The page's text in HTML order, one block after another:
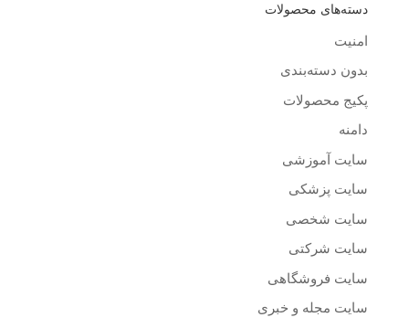
دسته‌های محصولات
امنیت
بدون دسته‌بندی
پکیج محصولات
دامنه
سایت آموزشی
سایت پزشکی
سایت شخصی
سایت شرکتی
سایت فروشگاهی
سایت مجله و خبری